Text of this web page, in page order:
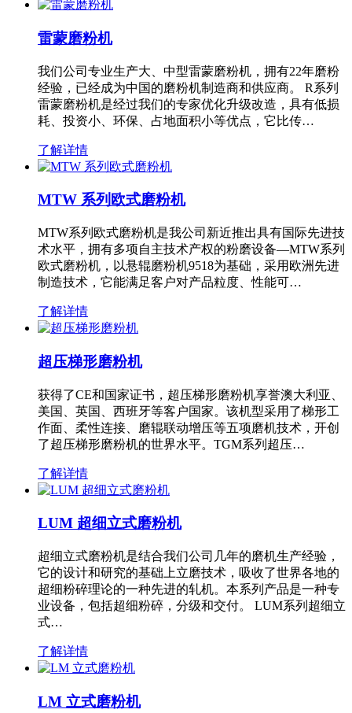
雷蒙磨粉机
我们公司专业生产大、中型雷蒙磨粉机，拥有22年磨粉
经验，已经成为中国的磨粉机制造商和供应商。 R系列
雷蒙磨粉机是经过我们的专家优化升级改造，具有低损
耗、投资小、环保、占地面积小等优点，它比传…
了解详情
MTW 系列欧式磨粉机
MTW系列欧式磨粉机是我公司新近推出具有国际先进技
术水平，拥有多项自主技术产权的粉磨设备—MTW系列
欧式磨粉机，以悬辊磨粉机9518为基础，采用欧洲先进
制造技术，它能满足客户对产品粒度、性能可…
了解详情
超压梯形磨粉机
获得了CE和国家证书，超压梯形磨粉机享誉澳大利亚、
美国、英国、西班牙等客户国家。该机型采用了梯形工
作面、柔性连接、磨辊联动增压等五项磨机技术，开创
了超压梯形磨粉机的世界水平。TGM系列超压…
了解详情
LUM 超细立式磨粉机
超细立式磨粉机是结合我们公司几年的磨机生产经验，
它的设计和研究的基础上立磨技术，吸收了世界各地的
超细粉碎理论的一种先进的轧机。本系列产品是一种专
业设备，包括超细粉碎，分级和交付。 LUM系列超细立
式…
了解详情
LM 立式磨粉机